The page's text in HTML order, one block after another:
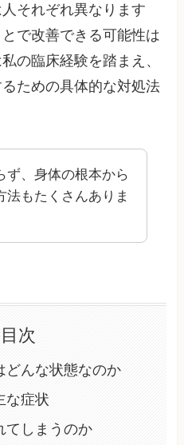
それぞれ異なります
で改善できる可能性は
の臨床経験を踏まえ、
ための具体的な対処法
ず、身体の根本から
法もたくさんありま
目次
どんな状態なのか
な症状
てしまうのか